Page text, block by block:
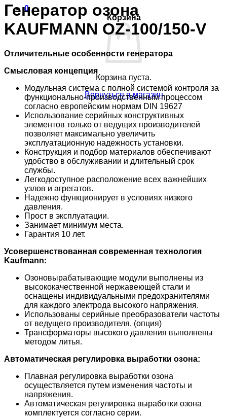
0
Корзина
Корзина пуста.
Вернуться в магазин
Генератор озона
KAUFMANN OZ-100/150-V
Отличительные особенности генератора
Смысловая концепция
Модульная система с полной системой контроля за
функционально-производственным процессом
согласно европейским нормам DIN 19627
Использование серийных конструктивных
элементов только от ведущих производителей
позволяет максимально увеличить
эксплуатационную надежность установки.
Конструкция и подбор материалов обеспечивают
удобство в обслуживании и длительный срок
службы.
Легкодоступное расположение всех важнейших
узлов и агрегатов.
Надежно функционирует в условиях низкого
давления.
Прост в эксплуатации.
Занимает минимум места.
Гарантия 10 лет.
Усовершенствованная современная технология
Kaufmann:
Озоновырабатывающие модули выполнены из
высококачественной нержавеющей стали и
оснащены индивидуальными предохранителями
для каждого электрода высокого напряжения.
Использованы серийные преобразователи частоты
от ведущего производителя. (опция)
Трансформаторы высокого давления выполнены
методом литья.
Автоматическая регулировка выработки озона:
Плавная регулировка выработки озона
осуществляется путем изменения частоты и
напряжения.
Автоматическая регулировка выработки озона
комплектуется согласно серии.